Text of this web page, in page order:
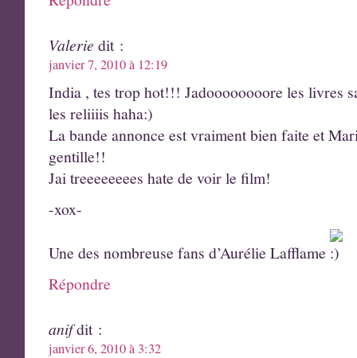
Valerie dit :
janvier 7, 2010 à 12:19
India , tes trop hot!!! Jadoooooooore les livres
les reliiiis haha:)
La bande annonce est vraiment bien faite et
gentille!!
Jai treeeeeeees hate de voir le film!
-xox-
Une des nombreuse fans d’Aurélie Lafflame
Répondre
anifdit :
janvier 6, 2010 à 3:32